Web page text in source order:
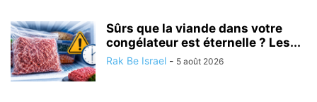
Sûrs que la viande dans votre
congélateur est éternelle ? Les...
Rak Be Israel - 5 août 2026